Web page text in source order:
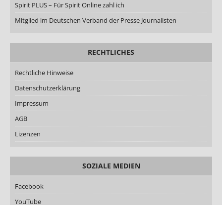
Spirit PLUS – Für Spirit Online zahl ich
Mitglied im Deutschen Verband der Presse Journalisten
RECHTLICHES
Rechtliche Hinweise
Datenschutzerklärung
Impressum
AGB
Lizenzen
SOZIALE MEDIEN
Facebook
YouTube